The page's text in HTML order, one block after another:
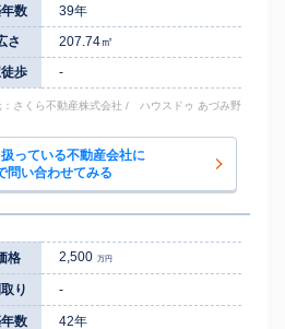
数
39年
さ
207.74㎡
歩
-
：さくら不動産株式会社 / ハウスドゥ あづみ野
っている不動産会社に
問い合わせてみる
格 2,500 万円
り -
数
42年